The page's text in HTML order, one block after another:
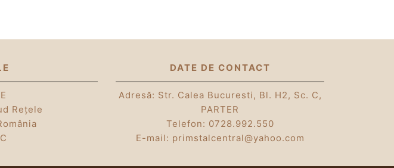
Rețele
DATE DE CONTACT
Adresă: Str. Calea Bucuresti, Bl. H2, Sc. C,
PARTER
Telefon: 0728.992.550
E-mail: primstalcentral@yahoo.com